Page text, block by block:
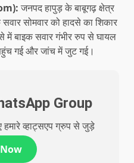
जनपद हापुड़ के बाबूगढ़ क्षेत्र
सोमवार को हादसे का शिकार
में बाइक सवार गंभीर रुप से घायल
गई और जांच में जुट गई।
Group
हमारे व्हाट्सएप ग्रुप से जुड़े